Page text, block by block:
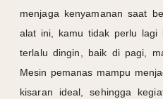
menjaga kenyamanan saat
alat ini, kamu tidak perlu lagi
terlalu dingin, baik di pagi,
Mesin pemanas mampu
kisaran ideal, sehingga